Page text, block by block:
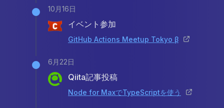
10月16日
イベント参加
GitHub Actions Meetup Tokyo β
6月22日
Qiita記事投稿
Node for MaxでTypeScriptを使う